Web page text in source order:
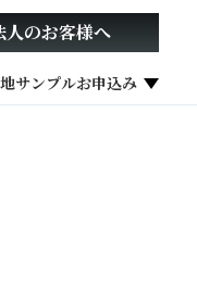
サンプルお申込み
人のお客様へ